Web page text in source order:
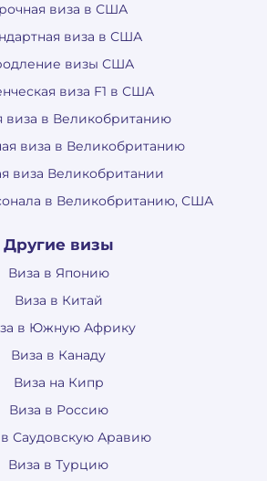
виза в США
виза в США
визы США
виза F1 в США
виза в Великобританию
виза в Великобританию
виза Великобритании
в Великобританию, США
Другие визы
Виза в Японию
Виза в Китай
в Южную Африку
Виза в Канаду
Виза на Кипр
Виза в Россию
Саудовскую Аравию
Виза в Турцию